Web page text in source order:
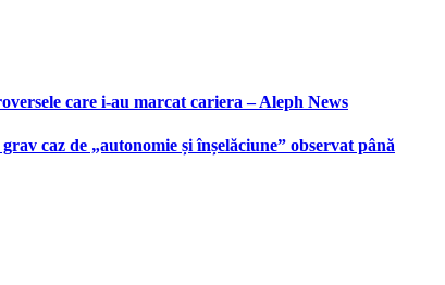
care i-au marcat cariera – Aleph News
caz de „autonomie și înșelăciune” observat până